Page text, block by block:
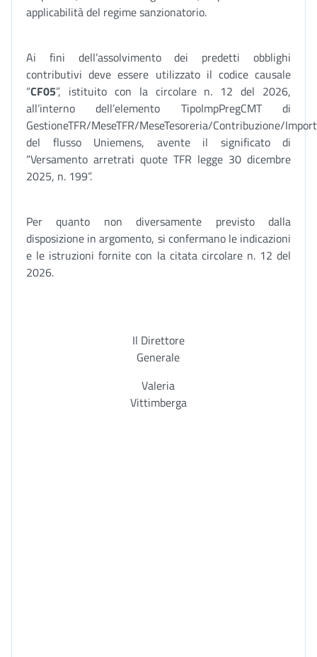
applicabilità del regime sanzionatorio.
Ai fini dell’assolvimento dei predetti obblighi
contributivi deve essere utilizzato il codice causale
“CF05”, istituito con la circolare n. 12 del 2026,
all’interno dell’elemento TipoImpPregCMT di
GestioneTFR/MeseTFR/MeseTesoreria/Contribuzione/
del flusso Uniemens, avente il significato di
“Versamento arretrati quote TFR legge 30 dicembre
2025, n. 199”.
Per quanto non diversamente previsto dalla
disposizione in argomento, si confermano le indicazioni
e le istruzioni fornite con la citata circolare n. 12 del
2026.
Il Direttore
Generale
Valeria
Vittimberga